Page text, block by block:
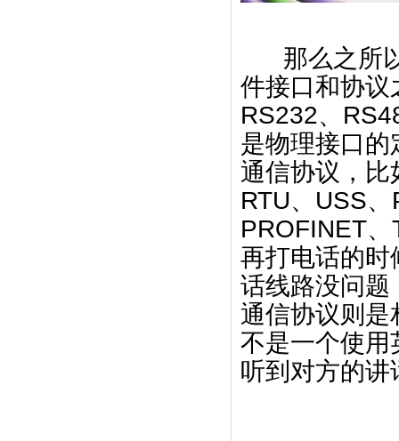
那么之所以
件接口和协议
RS232、
是物理接口
通信协议，
RTU、USS
PROFINET
再打电话的时
话线路没问题
通信协议则
不是一个使用
听到对方的